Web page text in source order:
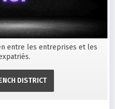
entre les entreprises et les
DISTRICT